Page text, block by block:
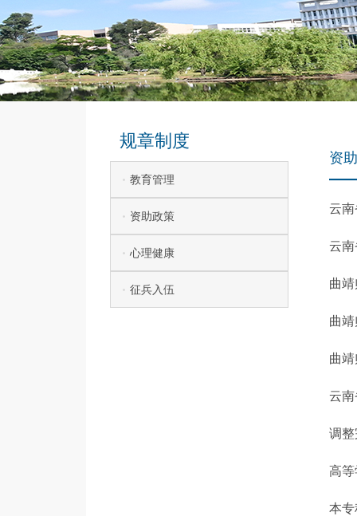
规章制度
教育管理
资助政策
心理健康
征兵入伍
资
云
云
曲
曲
曲
云
调
高等
本